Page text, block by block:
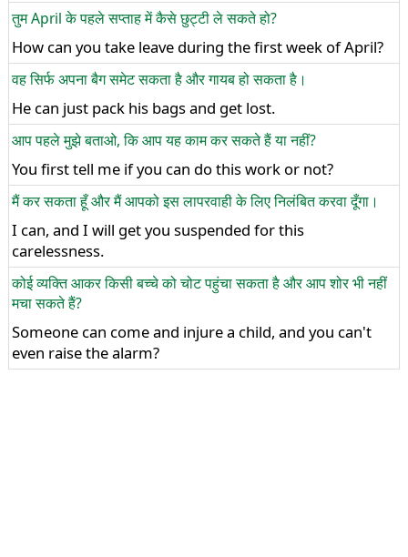
तुम April के पहले सप्ताह में कैसे छुट्टी ले सकते हो?
How can you take leave during the first week of April?
वह सिर्फ अपना बैग समेट सकता है और गायब हो सकता है।
He can just pack his bags and get lost.
आप पहले मुझे बताओ, कि आप यह काम कर सकते हैं या नहीं?
You first tell me if you can do this work or not?
मैं कर सकता हूँ और मैं आपको इस लापरवाही के लिए निलंबित करवा दूँगा।
I can, and I will get you suspended for this
carelessness.
कोई व्यक्ति आकर किसी बच्चे को चोट पहुंचा सकता है और आप शोर भी नहीं
मचा सकते हैं?
Someone can come and injure a child, and you can't
even raise the alarm?